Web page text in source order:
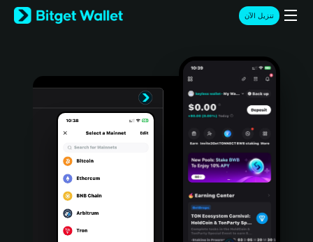
English
日本語
Türkçe
Português (Portugal)
Bahasa Indonesia
تنزيل الآن